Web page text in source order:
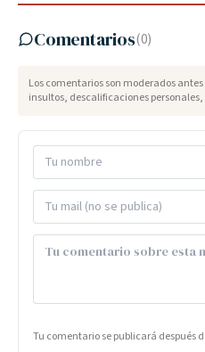
Comentarios(0)
Los comentarios son moderados
insultos, descalificaciones
Tu comentario se publicará después